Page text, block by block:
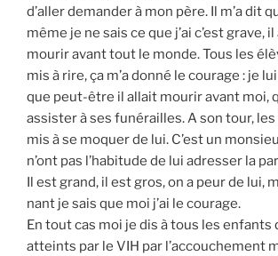
d’aller deman­der à mon père. Il m’a dit
même je ne sais ce que j’ai c’est grave, il
mou­rir avant tout le monde. Tous les
mis à rire, ça m’a don­né le cou­rage : je
que peut-être il allait mou­rir avant moi,
assis­ter à ses funé­railles. A son tour,
mis à se moquer de lui. C’est un
n’ont pas l’habitude de lui adres­ser la
Il est grand, il est gros, on a peur de lui,
nant je sais que moi j’ai le cou­rage.
En tout cas moi je dis à tous les enfants
atteints par le VIH par l’accouchement